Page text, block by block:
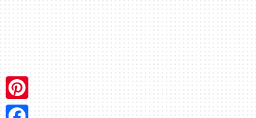
Pinterest